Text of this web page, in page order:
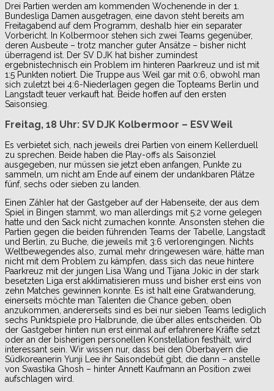
Drei Partien werden am kommenden Wochenende in der 1.
Bundesliga Damen ausgetragen, eine davon steht bereits am
Freitagabend auf dem Programm, deshalb hier ein separater
Vorbericht. In Kolbermoor stehen sich zwei Teams gegenüber,
deren Ausbeute – trotz mancher guter Ansätze – bisher nicht
überragend ist. Der SV DJK hat bisher zumindest
ergebnistechnisch ein Problem im hinteren Paarkreuz und ist mit
1:5 Punkten notiert. Die Truppe aus Weil gar mit 0:6, obwohl man
sich zuletzt bei 4:6-Niederlagen gegen die Topteams Berlin und
Langstadt teuer verkauft hat. Beide hoffen auf den ersten
Saisonsieg.
Freitag, 18 Uhr: SV DJK Kolbermoor – ESV Weil
Es verbietet sich, nach jeweils drei Partien von einem Kellerduell
zu sprechen. Beide haben die Play-offs als Saisonziel
ausgegeben, nur müssen sie jetzt eben anfangen, Punkte zu
sammeln, um nicht am Ende auf einem der undankbaren Plätze
fünf, sechs oder sieben zu landen.
Einen Zähler hat der Gastgeber auf der Habenseite, der aus dem
Spiel in Bingen stammt, wo man allerdings mit 5:2 vorne gelegen
hatte und den Sack nicht zumachen konnte. Ansonsten stehen die
Partien gegen die beiden führenden Teams der Tabelle, Langstadt
und Berlin, zu Buche, die jeweils mit 3:6 verlorengingen. Nichts
Weltbewegendes also, zumal mehr dringewesen wäre, hätte man
nicht mit dem Problem zu kämpfen, dass sich das neue hintere
Paarkreuz mit der jungen Lisa Wang und Tijana Jokic in der stark
besetzten Liga erst akklimatisieren muss und bisher erst eins von
zehn Matches gewinnen konnte. Es ist halt eine Gratwanderung,
einerseits möchte man Talenten die Chance geben, oben
anzukommen, andererseits sind es bei nur sieben Teams lediglich
sechs Punktspiele pro Halbrunde, die über alles entscheiden. Ob
der Gastgeber hinten nun erst einmal auf erfahrenere Kräfte setzt
oder an der bisherigen personellen Konstellation festhält, wird
interessant sein. Wir wissen nur, dass bei den Oberbayern die
Südkoreanerin Yunji Lee ihr Saisondebüt gibt, die dann – anstelle
von Swastika Ghosh – hinter Annett Kaufmann an Position zwei
aufschlagen wird.